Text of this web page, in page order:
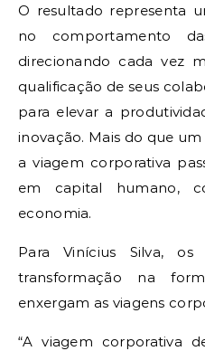
O resultado representa
no comportamento
direcionando cada vez
qualificação de seus
para elevar a
inovação. Mais do que
a viagem corporativa
em capital humano,
economia.
Para Vinícius Silva,
transformação na
enxergam as viagens
“A viagem corporativa